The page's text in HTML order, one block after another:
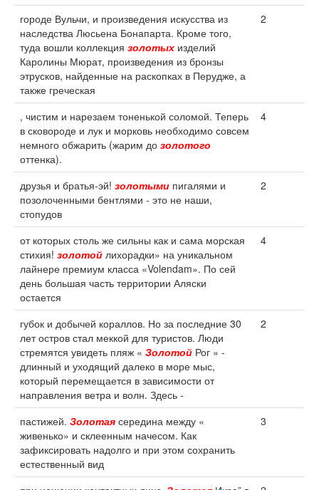
городе Вульчи, и произведения искусства из
наследства Люсьена Бонапарта. Кроме того,
туда вошли коллекция золотых изделий
Каролины Мюрат, произведения из бронзы
этрусков, найденные на раскопках в Перудже, а
также греческая
2
, чистим и нарезаем тоненькой соломой. Теперь
в сковороде и лук и морковь необходимо совсем
немного обжарить (жарим до золотого
оттенка).
4
друзья и братья-эй! золотыми пигалями и
позолоченными бентлями - это не наши,
стопудов
2
от которых столь же сильны как и сама морская
стихия! золотой лихорадки» на уникальном
лайнере премиум класса «Volendam». По сей
день большая часть территории Аляски
остается
4
губок и добычей кораллов. Но за последние 30
лет остров стал меккой для туристов. Люди
стремятся увидеть пляж « Золотой Рог » -
длинный и уходящий далеко в море мыс,
который перемещается в зависимости от
направления ветра и волн. Здесь -
2
пастижей. Золотая середина между «
живенько» и склеенным начесом. Как
зафиксировать надолго и при этом сохранить
естественный вид
3